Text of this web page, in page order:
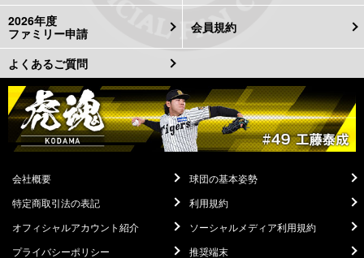
2026年度
ファミリー申請
会員規約
よくあるご質問
会社概要
球団の基本姿勢
特定商取引法の表記
利用規約
オフィシャルアカウント紹介
ソーシャルメディア利用規約
プライバシーポリシー
推奨端末